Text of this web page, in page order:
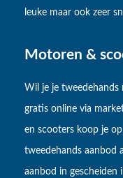
leuke maar ook zeer
Motoren &
Wil je je tweedehands
gratis online via
en scooters koop je
tweedehands aanbod
aanbod in gescheiden